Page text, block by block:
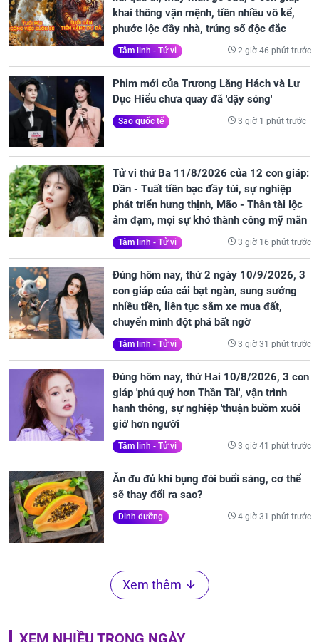
khai thông vận mệnh, tiền nhiều vô kể,
phước lộc đầy nhà, trúng số độc đắc
Tâm linh - Tử vi 2 giờ 46 phút trước
Phim mới của Trương Lăng Hách và Lư
Dục Hiểu chưa quay đã 'dậy sóng'
Sao quốc tế 3 giờ 1 phút trước
Tử vi thứ Ba 11/8/2026 của 12 con giáp:
Dần - Tuất tiền bạc đầy túi, sự nghiệp
phát triển hưng thịnh, Mão - Thân tài lộc
ảm đạm, mọi sự khó thành công mỹ mãn
Tâm linh - Tử vi 3 giờ 16 phút trước
Đúng hôm nay, thứ 2 ngày 10/9/2026, 3
con giáp của cải bạt ngàn, sung sướng
nhiều tiền, liên tục sắm xe mua đất,
chuyển mình đột phá bất ngờ
Tâm linh - Tử vi 3 giờ 31 phút trước
Đúng hôm nay, thứ Hai 10/8/2026, 3 con
giáp 'phú quý hơn Thần Tài', vận trình
hanh thông, sự nghiệp 'thuận buồm xuôi
gió' hơn người
Tâm linh - Tử vi 3 giờ 41 phút trước
Ăn đu đủ khi bụng đói buổi sáng, cơ thể
sẽ thay đổi ra sao?
Dinh dưỡng 4 giờ 31 phút trước
Xem thêm